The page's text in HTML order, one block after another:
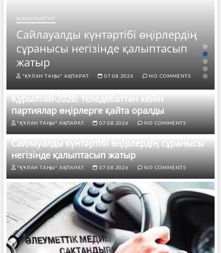
ЖАҢАЛЫҚТАР
Сайлауалды күнтәртібі өңірлердің
сұранысы негізінде қалыптасып
жатыр
"ҚҰЛАН ТАҢЫ" АҚПАРАТ. 07.08.2026 NO COMMENTS
Құрылтай-2026: теледебаттан кейін
партиялар өңірлерге қайта оралды
"ҚҰЛАН ТАҢЫ" АҚПАРАТ. 07.08.2026 NO COMMENTS
Сайлауалды күнтәртібі өңірлердің сұранысы
негізінде қалыптасып жатыр
"ҚҰЛАН ТАҢЫ" АҚПАРАТ. 07.08.2026 NO COMMENTS